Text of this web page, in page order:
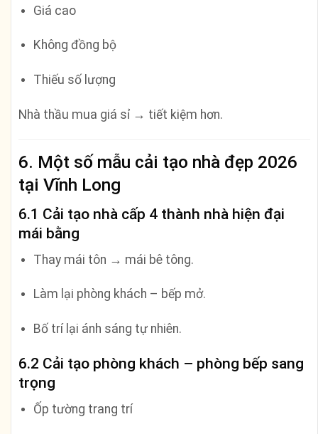
Giá cao
Không đồng bộ
Thiếu số lượng
Nhà thầu mua giá sỉ → tiết kiệm hơn.
6. Một số mẫu cải tạo nhà đẹp 2026
tại Vĩnh Long
6.1 Cải tạo nhà cấp 4 thành nhà hiện đại
mái bằng
Thay mái tôn → mái bê tông.
Làm lại phòng khách – bếp mở.
Bố trí lại ánh sáng tự nhiên.
6.2 Cải tạo phòng khách – phòng bếp sang
trọng
Ốp tường trang trí